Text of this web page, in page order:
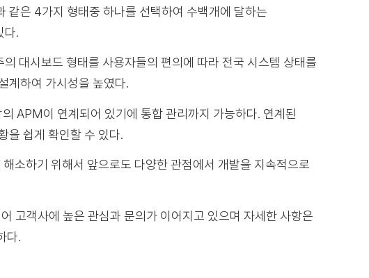
은 4가지 형태중 하나를 선택하여 수백개에 달하는
다.
대시보드 형태를 사용자들의 편의에 따라 전국 시스템 상태를
계하여 가시성을 높였다.
APM이 연계되어 있기에 통합 관리까지 가능하다. 연계된
을 쉽게 확인할 수 있다.
소하기 위해서 앞으로도 다양한 관점에서 개발을 지속적으로
객사에 높은 관심과 문의가 이어지고 있으며 자세한 사항은
다.